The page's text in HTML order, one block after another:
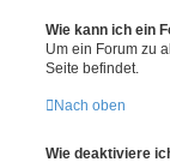
Wie kann ich ein
Um ein Forum zu
Seite befindet.
Nach oben
Wie deaktiviere